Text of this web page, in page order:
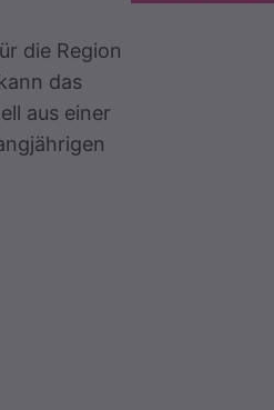
die Region
das
aus einer